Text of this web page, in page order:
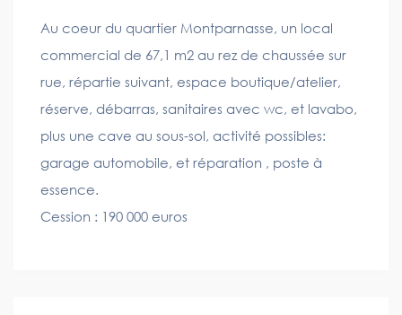
Au coeur du quartier Montparnasse, un local
commercial de 67,1 m2 au rez de chaussée sur
rue, répartie suivant, espace boutique/atelier,
réserve, débarras, sanitaires avec wc, et lavabo,
plus une cave au sous-sol, activité possibles:
garage automobile, et réparation , poste à
essence.
Cession : 190 000 euros